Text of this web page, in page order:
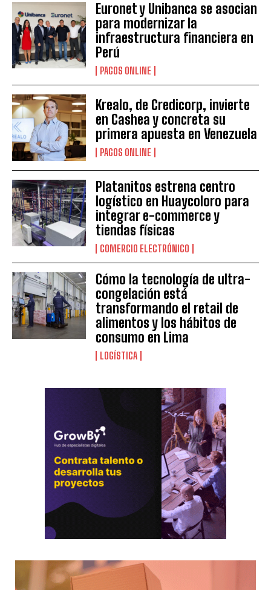
Euronet y Unibanca se asocian
para modernizar la
infraestructura financiera en
Perú
PAGOS ONLINE
Krealo, de Credicorp, invierte
en Cashea y concreta su
primera apuesta en Venezuela
PAGOS ONLINE
Platanitos estrena centro
logístico en Huaycoloro para
integrar e-commerce y
tiendas físicas
COMERCIO ELECTRÓNICO
Cómo la tecnología de ultra-
congelación está
transformando el retail de
alimentos y los hábitos de
consumo en Lima
LOGÍSTICA